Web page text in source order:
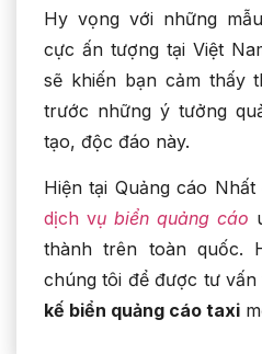
Hy vọng với những
cực ấn tượng tại Việt
sẽ khiến bạn cảm thấy
trước những ý tưởng
tạo, độc đáo này.
Hiện tại Quảng cáo
dịch vụ biển quảng cáo
thành trên toàn quốc.
chúng tôi để được tư vấn
kế biển quảng cáo taxi